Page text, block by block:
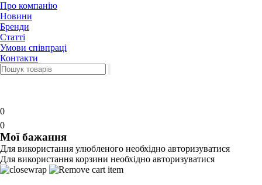
Про компанію
Новини
Бренди
Статті
Умови співпраці
Контакти
0
0
Мої бажання
Для використання улюбленого необхідно авторизуватися
Для використання корзини необхідно авторизуватися